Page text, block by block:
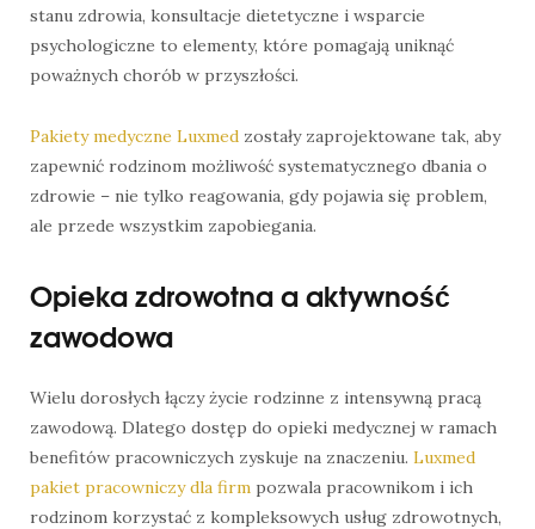
stanu zdrowia, konsultacje dietetyczne i wsparcie
psychologiczne to elementy, które pomagają uniknąć
poważnych chorób w przyszłości.
Pakiety medyczne Luxmed zostały zaprojektowane tak, aby
zapewnić rodzinom możliwość systematycznego dbania o
zdrowie – nie tylko reagowania, gdy pojawia się problem,
ale przede wszystkim zapobiegania.
Opieka zdrowotna a aktywność
zawodowa
Wielu dorosłych łączy życie rodzinne z intensywną pracą
zawodową. Dlatego dostęp do opieki medycznej w ramach
benefitów pracowniczych zyskuje na znaczeniu. Luxmed
pakiet pracowniczy dla firm pozwala pracownikom i ich
rodzinom korzystać z kompleksowych usług zdrowotnych,